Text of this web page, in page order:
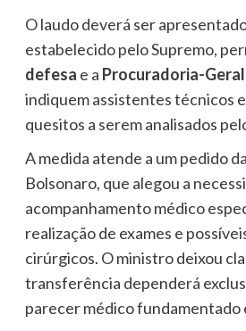
O laudo deverá ser
estabelecido pelo Supremo,
defesa e a Procuradoria-Geral
indiquem assistentes técnicos
quesitos a serem analisados
A medida atende a um pedido
Bolsonaro, que alegou a
acompanhamento médico
realização de exames e
cirúrgicos. O ministro deixou
transferência dependerá
parecer médico fundamentado